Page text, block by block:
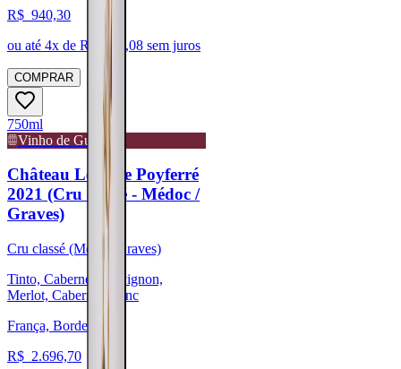
R$ 940,30
ou até 4x de R$ 235,08 sem juros
COMPRAR
750ml
Vinho de Guarda
Château Léoville Poyferré
2021 (Cru classé - Médoc /
Graves)
Cru classé (Médoc/Graves)
Tinto, Cabernet Sauvignon,
Merlot, Cabernet Franc
França, Bordeaux
R$ 2.696,70